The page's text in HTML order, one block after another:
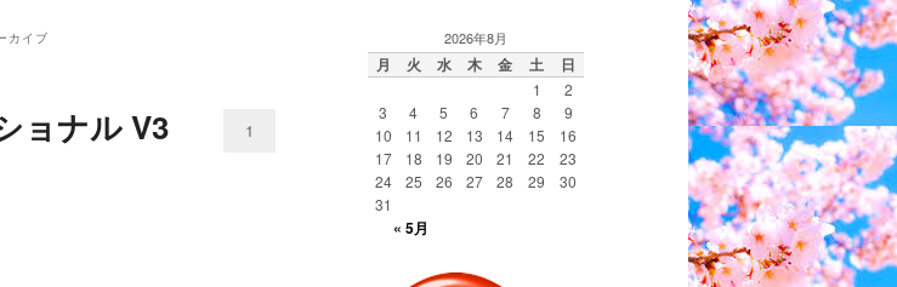
カイブ
ョナル V3
1
2026年8月
月 火 水 木 金 土 日
1
2
3
4 5 6 7 8
9
10
11 12 13 14 15
16
17
18 19 20 21 22
23
24
25 26 27 28 29
30
31
« 5月